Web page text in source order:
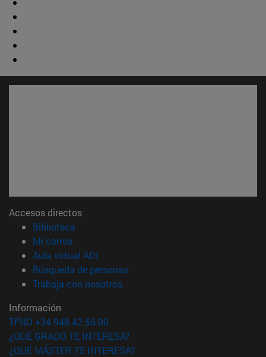
Accesos directos
Biblioteca
Mi correo(abre en nueva ventana)
Aula virtual ADI
Búsqueda de personas(abre en nueva ventana)
Trabaja con nosotros(abre en nueva ventana)
Información
TFNO +34 948 42 56 00
¿QUÉ GRADO TE INTERESA?
¿QUÉ MÁSTER TE INTERESA?